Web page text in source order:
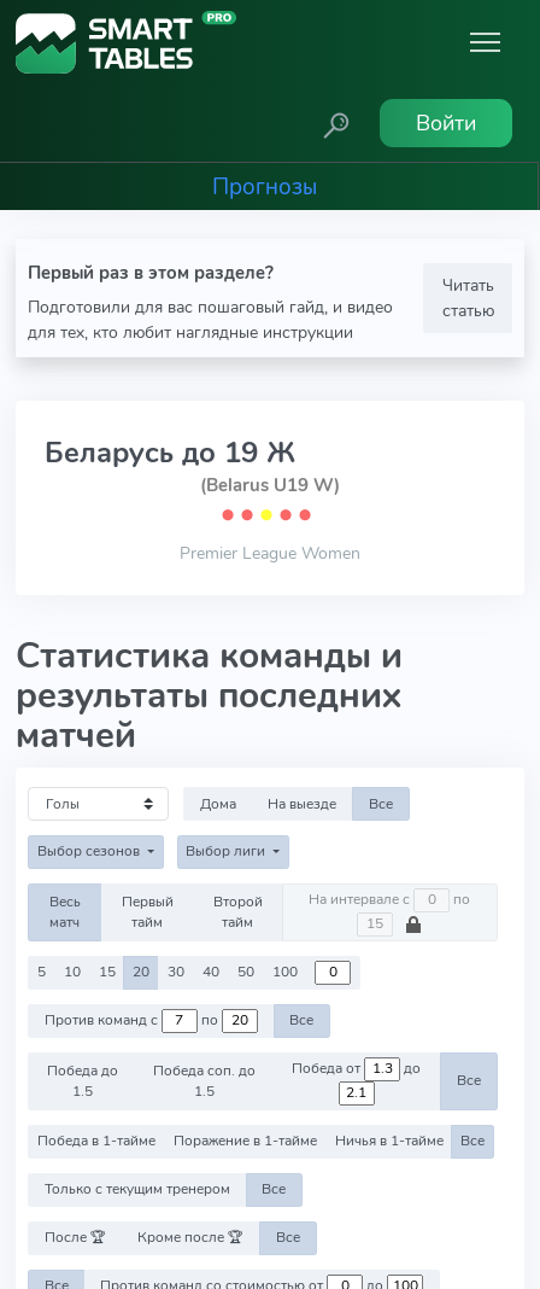
Войти
Прогнозы
Первый раз в этом разделе?
Подготовили для вас пошаговый гайд, и видео
для тех, кто любит наглядные инструкции
Читать
статью
Беларусь до 19 Ж
(Belarus U19 W)
⬤ ⬤ ⬤ ⬤ ⬤
Premier League Women
Статистика команды и
результаты последних
матчей
Дома На выезде Все
Выбор сезонов Выбор лиги
Весь
матч
Первый
тайм
Второй
тайм
На интервале с по
5 10 15 20 30 40 50 100
Против команд с по Все
Победа до
1.5
Победа соп. до
1.5
Победа от до
Все
Победа в 1-тайме Поражение в 1-тайме Ничья в 1-тайме Все
Только с текущим тренером Все
После 🏆 Кроме после 🏆 Все